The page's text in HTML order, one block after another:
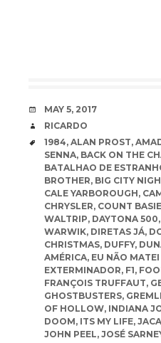
DATE
MAY 5, 2017
AUTHOR
RICARDO
TAGS
1984, ALAN PROST,
SENNA, BACK ON THE
BATALHAO DE
BROTHER, BIG CITY
CALE YARBOROUGH,
CHRYSLER, COUNT BASIE
WALTRIP, DAYTONA 500,
WARWIK, DIRETAS JÁ,
CHRISTMAS, DUFFY,
AMÉRICA, EU NÃO
EXTERMINADOR, F1,
FRANÇOIS TRUFFAUT,
GHOSTBUSTERS,
OF HOLLOW, INDIANA
DOOM, ITS MY LIFE,
JOHN PEEL, JOSÉ